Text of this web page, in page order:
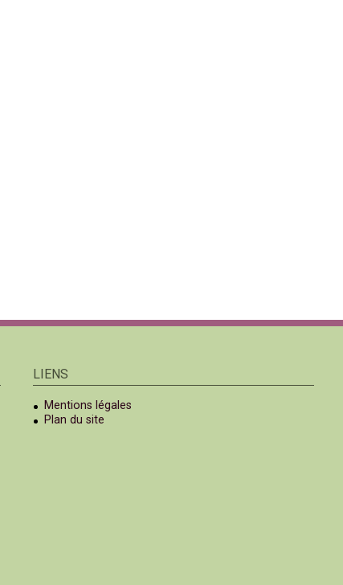
LIENS
Mentions légales
Plan du site